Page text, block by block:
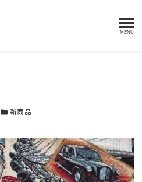
MENU
カテゴリー
新商品